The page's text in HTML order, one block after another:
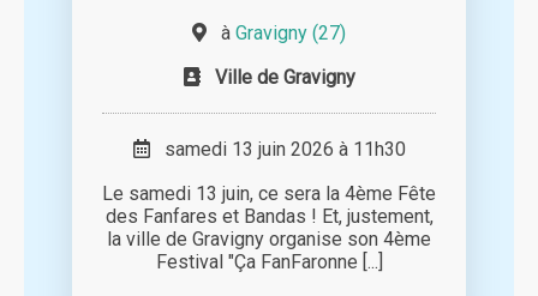
à Gravigny (27)
Ville de Gravigny
samedi 13 juin 2026 à 11h30
Le samedi 13 juin, ce sera la 4ème Fête
des Fanfares et Bandas ! Et, justement,
la ville de Gravigny organise son 4ème
Festival "Ça FanFaronne [...]